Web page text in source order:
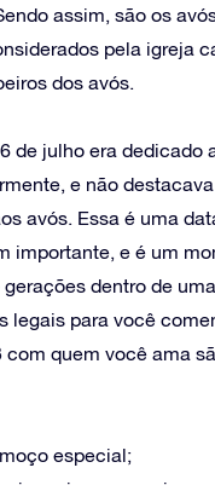
assim, são os
pela igreja
dos avós.
de julho era dedicado
e não
avós. Essa é uma
importante, e é um
dentro de
legais para você
com quem você ama
especial;